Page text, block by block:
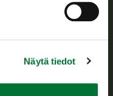
Näytä tiedot